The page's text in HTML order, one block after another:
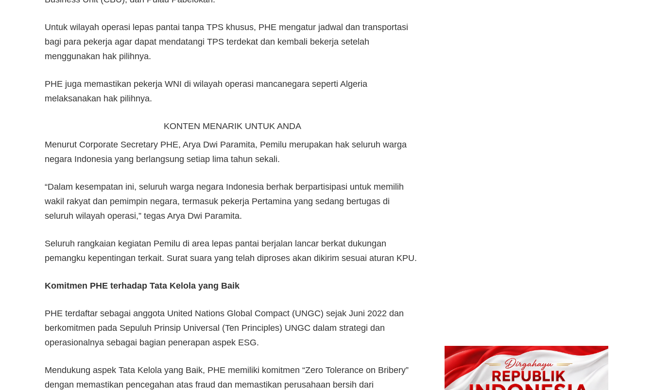
Untuk wilayah operasi lepas pantai tanpa TPS khusus, PHE mengatur jadwal dan transportasi
bagi para pekerja agar dapat mendatangi TPS terdekat dan kembali bekerja setelah
menggunakan hak pilihnya.
PHE juga memastikan pekerja WNI di wilayah operasi mancanegara seperti Algeria
melaksanakan hak pilihnya.
KONTEN MENARIK UNTUK ANDA
Menurut Corporate Secretary PHE, Arya Dwi Paramita, Pemilu merupakan hak seluruh warga
negara Indonesia yang berlangsung setiap lima tahun sekali.
“Dalam kesempatan ini, seluruh warga negara Indonesia berhak berpartisipasi untuk memilih
wakil rakyat dan pemimpin negara, termasuk pekerja Pertamina yang sedang bertugas di
seluruh wilayah operasi,” tegas Arya Dwi Paramita.
Seluruh rangkaian kegiatan Pemilu di area lepas pantai berjalan lancar berkat dukungan
pemangku kepentingan terkait. Surat suara yang telah diproses akan dikirim sesuai aturan KPU.
Komitmen PHE terhadap Tata Kelola yang Baik
PHE terdaftar sebagai anggota United Nations Global Compact (UNGC) sejak Juni 2022 dan
berkomitmen pada Sepuluh Prinsip Universal (Ten Principles) UNGC dalam strategi dan
operasionalnya sebagai bagian penerapan aspek ESG.
Mendukung aspek Tata Kelola yang Baik, PHE memiliki komitmen “Zero Tolerance on Bribery”
dengan memastikan pencegahan atas fraud dan memastikan perusahaan bersih dari